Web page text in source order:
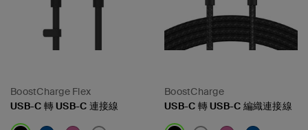
BoostCharge Flex
USB-C 轉 USB-C 連接線
BoostCharge
USB-C 轉 USB-C 編織連接線